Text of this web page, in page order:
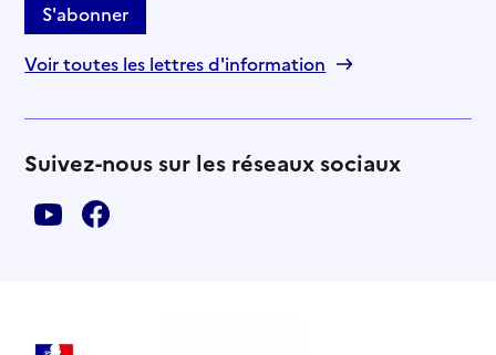
S'abonner
Voir toutes les lettres d'information
Suivez-nous sur les réseaux sociaux